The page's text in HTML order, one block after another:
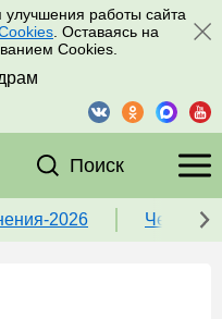
работы сайта
. Оставаясь на
Cookies.
Поиск
2026 Чек-